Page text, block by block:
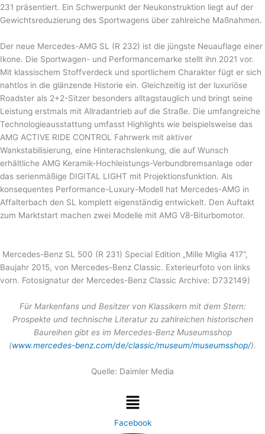
231 präsentiert. Ein Schwerpunkt der Neukonstruktion liegt auf der
Gewichtsreduzierung des Sportwagens über zahlreiche Maßnahmen.
Der neue Mercedes-AMG SL (R 232) ist die jüngste Neuauflage einer
Ikone. Die Sportwagen- und Performancemarke stellt ihn 2021 vor.
Mit klassischem Stoffverdeck und sportlichem Charakter fügt er sich
nahtlos in die glänzende Historie ein. Gleichzeitig ist der luxuriöse
Roadster als 2+2-Sitzer besonders alltagstauglich und bringt seine
Leistung erstmals mit Allradantrieb auf die Straße. Die umfangreiche
Technologieausstattung umfasst Highlights wie beispielsweise das
AMG ACTIVE RIDE CONTROL Fahrwerk mit aktiver
Wankstabilisierung, eine Hinterachslenkung, die auf Wunsch
erhältliche AMG Keramik-Hochleistungs-Verbundbremsanlage oder
das serienmäßige DIGITAL LIGHT mit Projektionsfunktion. Als
konsequentes Performance-Luxury-Modell hat Mercedes-AMG in
Affalterbach den SL komplett eigenständig entwickelt. Den Auftakt
zum Marktstart machen zwei Modelle mit AMG V8-Biturbomotor.
Mercedes-Benz SL 500 (R 231) Special Edition „Mille Miglia 417“,
Baujahr 2015, von Mercedes-Benz Classic. Exterieurfoto von links
vorn. Fotosignatur der Mercedes-Benz Classic Archive: D732149)
Für Markenfans und Besitzer von Klassikern mit dem Stern:
Prospekte und technische Literatur zu zahlreichen historischen
Baureihen gibt es im Mercedes-Benz Museumsshop
(www.mercedes-benz.com/de/classic/museum/museumsshop/).
Quelle: Daimler Media
Menü
Facebook